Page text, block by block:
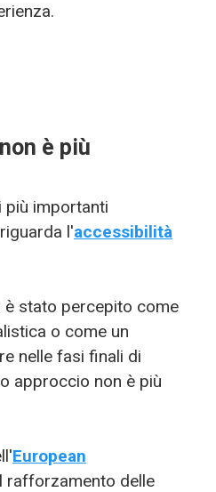
è più
più importanti
l'accessibilità
è stato percepito come
o come un
nelle fasi finali di
approccio non è più
European
rafforzamento delle